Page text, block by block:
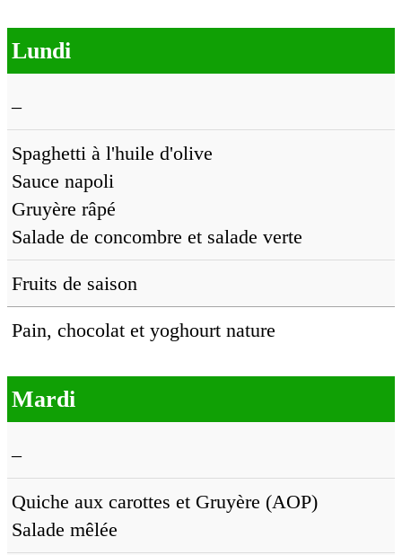
Lundi
–
Spaghetti à l'huile d'olive
Sauce napoli
Gruyère râpé
Salade de concombre et salade verte
Fruits de saison
Pain, chocolat et yoghourt nature
Mardi
–
Quiche aux carottes et Gruyère (AOP)
Salade mêlée